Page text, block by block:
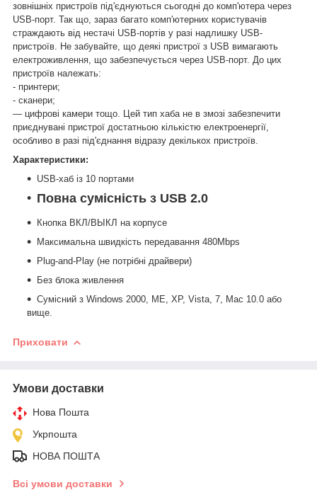
зовнішніх пристроїв під'єднуються сьогодні до комп'ютера через
USB-порт. Так що, зараз багато комп'ютерних користувачів
страждають від нестачі USB-портів у разі надлишку USB-
пристроїв. Не забувайте, що деякі пристрої з USB вимагають
електроживлення, що забезпечується через USB-порт. До цих
пристроїв належать:
- принтери;
- сканери;
— цифрові камери тощо. Цей тип хаба не в змозі забезпечити
приєднувані пристрої достатньою кількістю електроенергії,
особливо в разі під'єднання відразу декількох пристроїв.
Характеристики:
USB-хаб із 10 портами
Повна сумісність з USB 2.0
Кнопка ВКЛ/ВЫКЛ на корпусе
Максимальна швидкість передавання 480Mbps
Plug-and-Play (не потрібні драйвери)
Без блока живлення
Сумісний з Windows 2000, ME, XP, Vista, 7, Mac 10.0 або
вище.
Приховати
Умови доставки
Нова Пошта
Укрпошта
НОВА ПОШТА
Всі умови доставки